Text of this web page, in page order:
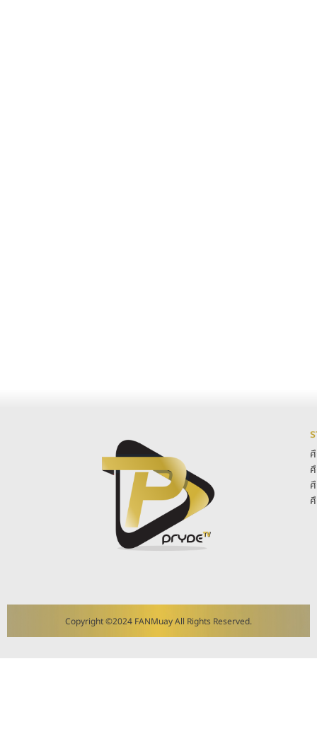
Copyright ©2024 FANMuay All Rights Reserved.